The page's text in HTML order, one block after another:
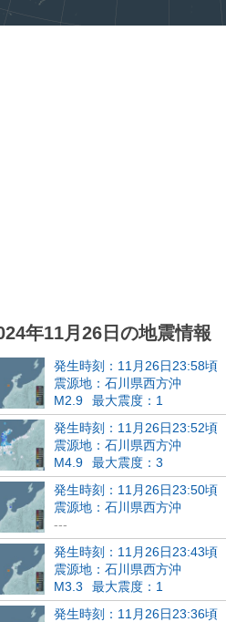
年11月26日の地震情報
発生時刻：11月26日23:58頃
震源地：石川県西方沖
M2.9
最大震度：1
発生時刻：11月26日23:52頃
震源地：石川県西方沖
M4.9
最大震度：3
発生時刻：11月26日23:50頃
震源地：石川県西方沖
---
発生時刻：11月26日23:43頃
震源地：石川県西方沖
M3.3
最大震度：1
発生時刻：11月26日23:36頃